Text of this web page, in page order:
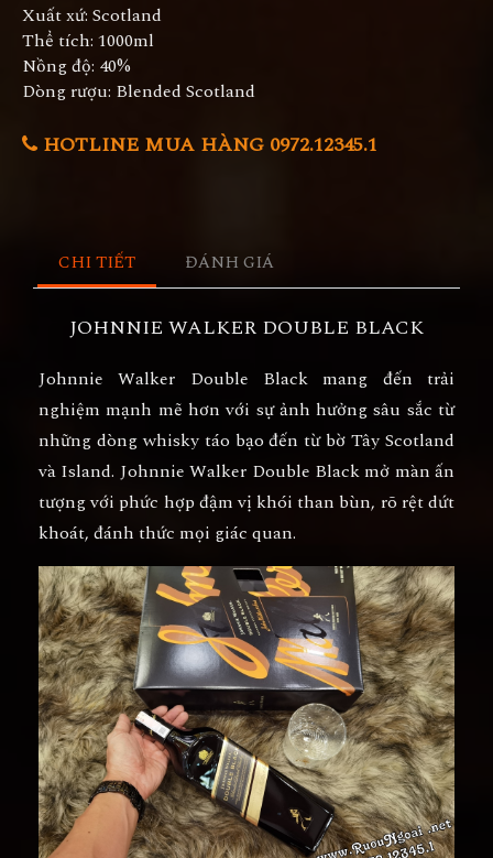
Xuất xứ: Scotland
Thể tích: 1000ml
Nồng độ: 40%
Dòng rượu: Blended Scotland
HOTLINE MUA HÀNG 0972.12345.1
CHI TIẾT ĐÁNH GIÁ
JOHNNIE WALKER DOUBLE BLACK
Johnnie Walker Double Black mang đến trải
nghiệm mạnh mẽ hơn với sự ảnh hưởng sâu sắc từ
những dòng whisky táo bạo đến từ bờ Tây Scotland
và Island. Johnnie Walker Double Black mở màn ấn
tượng với phức hợp đậm vị khói than bùn, rõ rệt dứt
khoát, đánh thức mọi giác quan.